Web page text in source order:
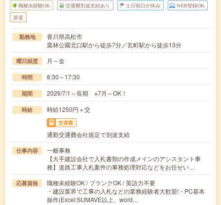
職種未経験OK 交通費別途支給あり 土日祝日が休み WEB登録OK
派遣
勤務地
香川県高松市
栗林公園北口駅から徒歩7分／瓦町駅から徒歩13分
曜日頻度 月～金
時間 8:30～17:30
期間 2026/7/1～長期 ※7月～OK！
時給 時給1250円＋交
交通費
通勤交通費会社規定で別途支給
仕事内容
一般事務
【大手建設会社で入札書類の作成メインのアシスタント事
務】道路工事入札案件の事務処理対応などをお任せい…
応募資格
職種未経験OK / ブランクOK / 英語力不要
・建設業界で工事の入札などの業務経験者大歓迎!・PC基本
操作(Excel:SUMAVE以上、word…